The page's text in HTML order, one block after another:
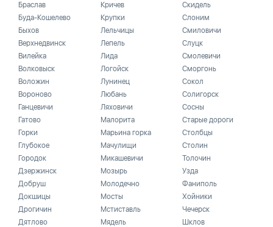
Браслав
Буда-Кошелево
Быхов
Верхнедвинск
Вилейка
Волковыск
Воложин
Вороново
Ганцевичи
Гатово
Горки
Глубокое
Городок
Дзержинск
Добруш
Докшицы
Дрогичин
Дятлово
Кричев
Крупки
Лельчицы
Лепель
Лида
Логойск
Лунинец
Любань
Ляховичи
Малорита
Марьина горка
Мачулищи
Микашевичи
Мозырь
Молодечно
Мосты
Мстиставль
Мядель
Скидель
Слоним
Смиловичи
Слуцк
Смолевичи
Сморгонь
Сокол
Солигорск
Сосны
Старые дороги
Столбцы
Столин
Толочин
Узда
Фаниполь
Хойники
Чечерск
Шклов